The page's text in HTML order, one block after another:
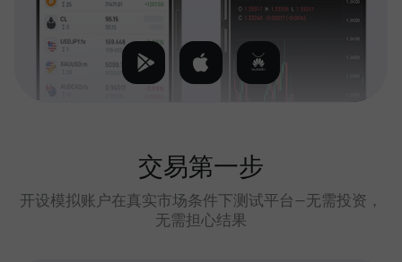
交易第一步
开设模拟账户在真实市场条件下测试平台—无需投资，
无需担心结果